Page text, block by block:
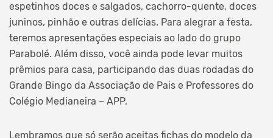
espetinhos doces e salgados, cachorro-quente, doces
juninos, pinhão e outras delícias. Para alegrar a festa,
teremos apresentações especiais ao lado do grupo
Parabolé. Além disso, você ainda pode levar muitos
prêmios para casa, participando das duas rodadas do
Grande Bingo da Associação de Pais e Professores do
Colégio Medianeira – APP.
Lembramos que só serão aceitas fichas do modelo da